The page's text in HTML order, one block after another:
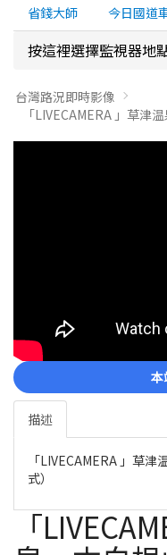
省錢大師 今日國道
按這裡選擇監視器地
台灣路況即時影像
「LIVECAMERA 」草津
本
描述
「LIVECAMERA 」草
式）
「